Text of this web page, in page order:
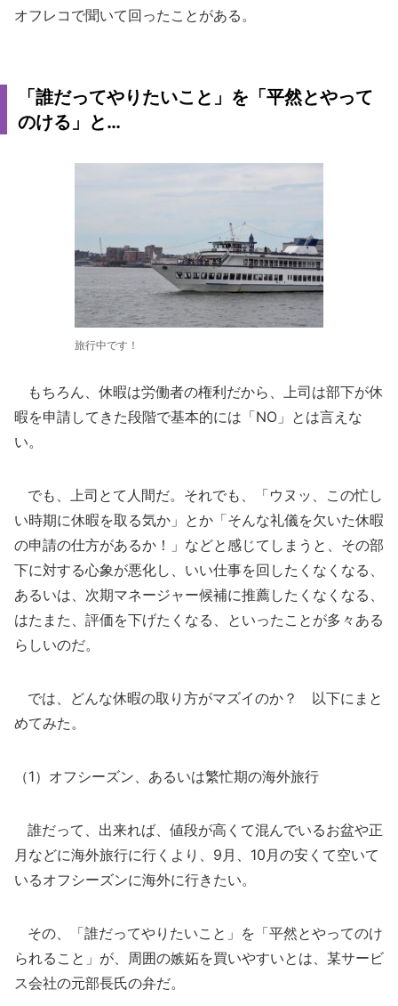
オフレコで聞いて回ったことがある。
「誰だってやりたいこと」を「平然とやって
のける」と…
旅行中です！
もちろん、休暇は労働者の権利だから、上司は部下が休
暇を申請してきた段階で基本的には「NO」とは言えな
い。
でも、上司とて人間だ。それでも、「ウヌッ、この忙し
い時期に休暇を取る気か」とか「そんな礼儀を欠いた休暇
の申請の仕方があるか！」などと感じてしまうと、その部
下に対する心象が悪化し、いい仕事を回したくなくなる、
あるいは、次期マネージャー候補に推薦したくなくなる、
はたまた、評価を下げたくなる、といったことが多々ある
らしいのだ。
では、どんな休暇の取り方がマズイのか？ 以下にまと
めてみた。
（1）オフシーズン、あるいは繁忙期の海外旅行
誰だって、出来れば、値段が高くて混んでいるお盆や正
月などに海外旅行に行くより、9月、10月の安くて空いて
いるオフシーズンに海外に行きたい。
その、「誰だってやりたいこと」を「平然とやってのけ
られること」が、周囲の嫉妬を買いやすいとは、某サービ
ス会社の元部長氏の弁だ。